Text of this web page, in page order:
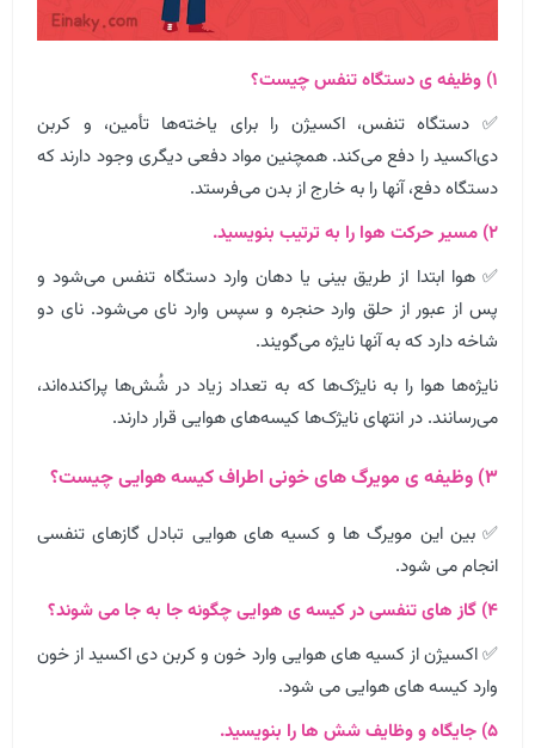
۱) وظیفه ی دستگاه تنفس چیست؟
✅ دستگاه تنفس، اکسیژن را برای یاخته‌ها تأمین، و کربن
دی‌اکسید را دفع می‌کند. همچنین مواد دفعی دیگری وجود دارند که
دستگاه دفع، آنها را به خارج از بدن می‌فرستد.
۲) مسیر حرکت هوا را به ترتیب بنویسید.
✅ هوا ابتدا از طریق بینی یا دهان وارد دستگاه تنفس می‌شود و
پس از عبور از حلق وارد حنجره و سپس وارد نای می‌شود. نای دو
شاخه دارد که به آنها نایژه می‌گویند.
نایژه‌ها هوا را به نایژک‌ها که به تعداد زیاد در شُش‌ها پراکنده‌اند،
می‌رسانند. در انتهای نایژک‌ها کیسه‌های هوایی قرار دارند.
۳) وظیفه ی مویرگ های خونی اطراف کیسه هوایی چیست؟
✅ بین این مویرگ ها و کسیه های هوایی تبادل گازهای تنفسی
انجام می شود.
۴) گاز های تنفسی در کیسه ی هوایی چگونه جا به جا می شوند؟
✅ اکسیژن از کسیه های هوایی وارد خون و کربن دی اکسید از خون
وارد کیسه های هوایی می شود.
۵) جایگاه و وظایف شش ها را بنویسید.